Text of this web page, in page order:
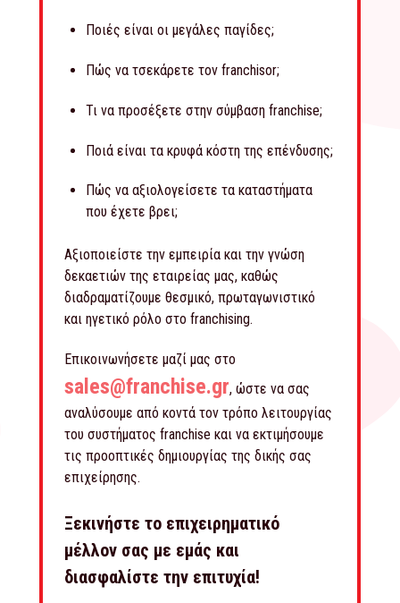
Ποιές είναι οι μεγάλες παγίδες;
Πώς να τσεκάρετε τον franchisor;
Τι να προσέξετε στην σύμβαση franchise;
Ποιά είναι τα κρυφά κόστη της επένδυσης;
Πώς να αξιολογείσετε τα καταστήματα
που έχετε βρει;
Αξιοποιείστε την εμπειρία και την γνώση
δεκαετιών της εταιρείας μας, καθώς
διαδραματίζουμε θεσμικό, πρωταγωνιστικό
και ηγετικό ρόλο στο franchising.
Επικοινωνήσετε μαζί μας στο
sales@franchise.gr, ώστε να σας
αναλύσουμε από κοντά τον τρόπο λειτουργίας
του συστήματος franchise και να εκτιμήσουμε
τις προοπτικές δημιουργίας της δικής σας
επιχείρησης.
Ξεκινήστε το επιχειρηματικό
μέλλον σας με εμάς και
διασφαλίστε την επιτυχία!